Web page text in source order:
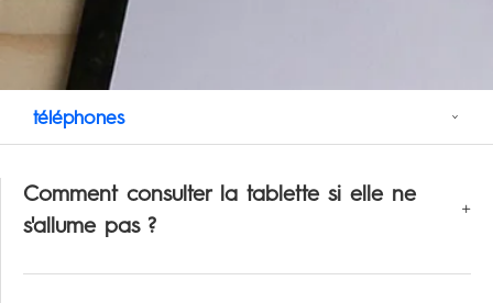
All Models Comparer les modèles
Boutiques
téléphones
Comment consulter la tablette si elle ne
s'allume pas ?